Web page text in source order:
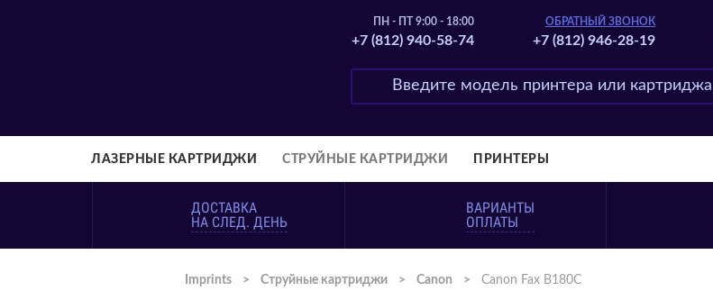
ПН - ПТ 9:00 - 18:00
+7 (812) 940-58-74
ОБРАТНЫЙ ЗВОНОК
+7 (812) 946-28-19
ЛАЗЕРНЫЕ КАРТРИДЖИ СТРУЙНЫЕ КАРТРИДЖИ ПРИНТЕРЫ
ДОСТАВКА
НА СЛЕД. ДЕНЬ
ВАРИАНТЫ
ОПЛАТЫ
Imprints > Струйные картриджи > Canon > Canon Fax B180C